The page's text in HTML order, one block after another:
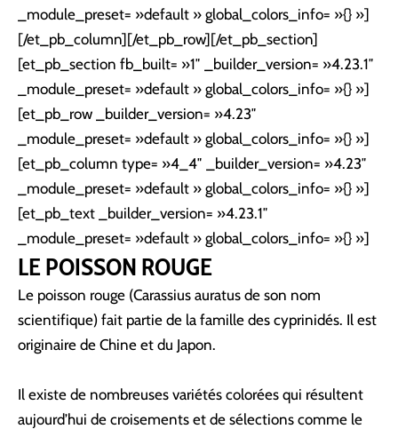
_module_preset= »default » global_colors_info= »{} »]
[/et_pb_column][/et_pb_row][/et_pb_section]
[et_pb_section fb_built= »1″ _builder_version= »4.23.1″
_module_preset= »default » global_colors_info= »{} »]
[et_pb_row _builder_version= »4.23″
_module_preset= »default » global_colors_info= »{} »]
[et_pb_column type= »4_4″ _builder_version= »4.23″
_module_preset= »default » global_colors_info= »{} »]
[et_pb_text _builder_version= »4.23.1″
_module_preset= »default » global_colors_info= »{} »]
LE POISSON ROUGE
Le poisson rouge (Carassius auratus de son nom
scientifique) fait partie de la famille des cyprinidés. Il est
originaire de Chine et du Japon.
Il existe de nombreuses variétés colorées qui résultent
aujourd’hui de croisements et de sélections comme le